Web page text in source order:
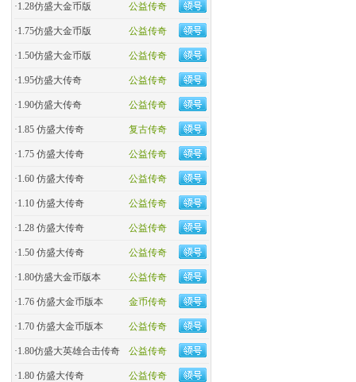
公益传奇
·1.28仿盛大金币版
公益传奇
·1.75仿盛大金币版
公益传奇
·1.50仿盛大金币版
公益传奇
·1.95仿盛大传奇
公益传奇
·1.90仿盛大传奇
复古传奇
·1.85 仿盛大传奇
公益传奇
·1.75 仿盛大传奇
公益传奇
·1.60 仿盛大传奇
公益传奇
·1.10 仿盛大传奇
公益传奇
·1.28 仿盛大传奇
公益传奇
·1.50 仿盛大传奇
公益传奇
·1.80仿盛大金币版本
金币传奇
·1.76 仿盛大金币版本
公益传奇
·1.70 仿盛大金币版本
公益传奇
·1.80仿盛大英雄合击传奇
公益传奇
·1.80 仿盛大传奇